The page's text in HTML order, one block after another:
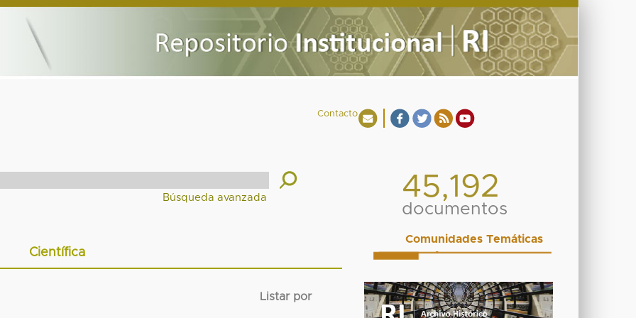
Contacto
45,192
documentos
Científica
Listar por
Comunidades Temáticas